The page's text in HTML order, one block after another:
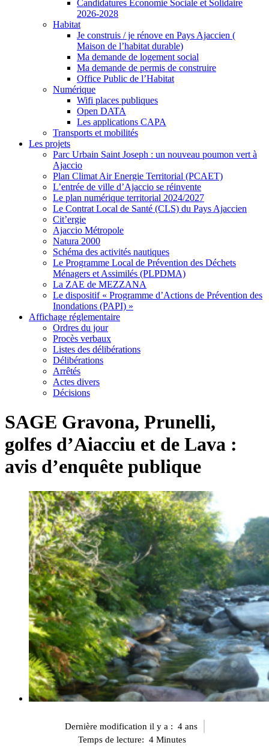
Candidatures Economie Sociale et Solidaire
2026-2028
Habitat
Je construis / je rénove en Pays Ajaccien (
Maison de l’habitat durable)
Ma demande de logement social
Ma demande de permis de construire
Office Public de l’Habitat
Numérique
Wifi places publiques
Open DATA
Les applications CAPA
Transports et mobilités
Les projets
Parc Urbain Saint Joseph : un nouveau poumon vert à
Ajaccio
Plan Climat Air Energie Territorial (PCAET)
L’entrée de ville d’Ajaccio se réinvente
Le plan numérique territorial 2024/2027
Le Contrat Local de Santé (CLS) du Pays Ajaccien
Cit’ergie
Ajaccio Métropole
Natura 2000
Schéma des activités nautiques
Le Programme Local de Prévention des Déchets
Ménagers et Assimilés (PLPDMA)
La ZAE de MEZZANA
Le dispositif « Programme d’Actions de Prévention des
Inondations (PAPI) »
Affichage réglementaire
Ordres du jour
Procès verbaux
Listes des délibérations
Délibérations
Arrêtés
Actes divers
Décisions
SAGE Gravona, Prunelli,
golfes d’Aiacciu et de Lava :
avis d’enquête publique
Voir
l'image
agrandie
Dernière modification il y a : 4 ans
Temps de lecture: 4 Minutes